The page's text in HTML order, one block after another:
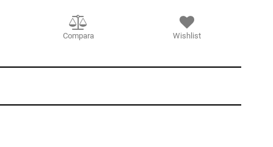
Compara Wishlist